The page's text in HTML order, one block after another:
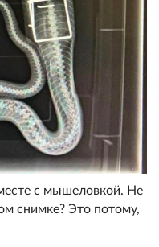
с мышеловкой. Не
снимке? Это потому,